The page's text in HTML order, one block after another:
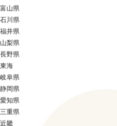
富山県
石川県
福井県
山梨県
長野県
東海
岐阜県
静岡県
愛知県
三重県
近畿